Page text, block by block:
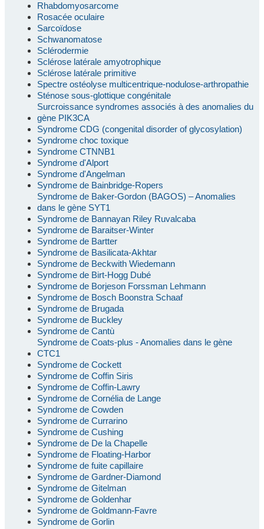
Rhabdomyosarcome
Rosacée oculaire
Sarcoïdose
Schwanomatose
Sclérodermie
Sclérose latérale amyotrophique
Sclérose latérale primitive
Spectre ostéolyse multicentrique-nodulose-arthropathie
Sténose sous-glottique congénitale
Surcroissance syndromes associés à des anomalies du
gène PIK3CA
Syndrome CDG (congenital disorder of glycosylation)
Syndrome choc toxique
Syndrome CTNNB1
Syndrome d'Alport
Syndrome d'Angelman
Syndrome de Bainbridge-Ropers
Syndrome de Baker-Gordon (BAGOS) – Anomalies
dans le gène SYT1
Syndrome de Bannayan Riley Ruvalcaba
Syndrome de Baraitser-Winter
Syndrome de Bartter
Syndrome de Basilicata-Akhtar
Syndrome de Beckwith Wiedemann
Syndrome de Birt-Hogg Dubé
Syndrome de Borjeson Forssman Lehmann
Syndrome de Bosch Boonstra Schaaf
Syndrome de Brugada
Syndrome de Buckley
Syndrome de Cantù
Syndrome de Coats-plus - Anomalies dans le gène
CTC1
Syndrome de Cockett
Syndrome de Coffin Siris
Syndrome de Coffin-Lawry
Syndrome de Cornélia de Lange
Syndrome de Cowden
Syndrome de Currarino
Syndrome de Cushing
Syndrome de De la Chapelle
Syndrome de Floating-Harbor
Syndrome de fuite capillaire
Syndrome de Gardner-Diamond
Syndrome de Gitelman
Syndrome de Goldenhar
Syndrome de Goldmann-Favre
Syndrome de Gorlin